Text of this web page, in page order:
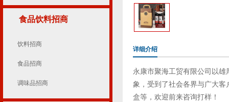
食品饮料招商
饮料招商
食品招商
调味品招商
详细介绍
永康市聚海工贸有限公司以
象，受到了社会各界与广大
盒等，欢迎前来咨询打样！